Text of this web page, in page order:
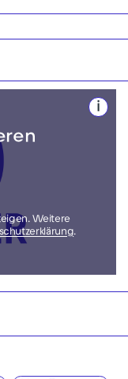
i
Weitere
.